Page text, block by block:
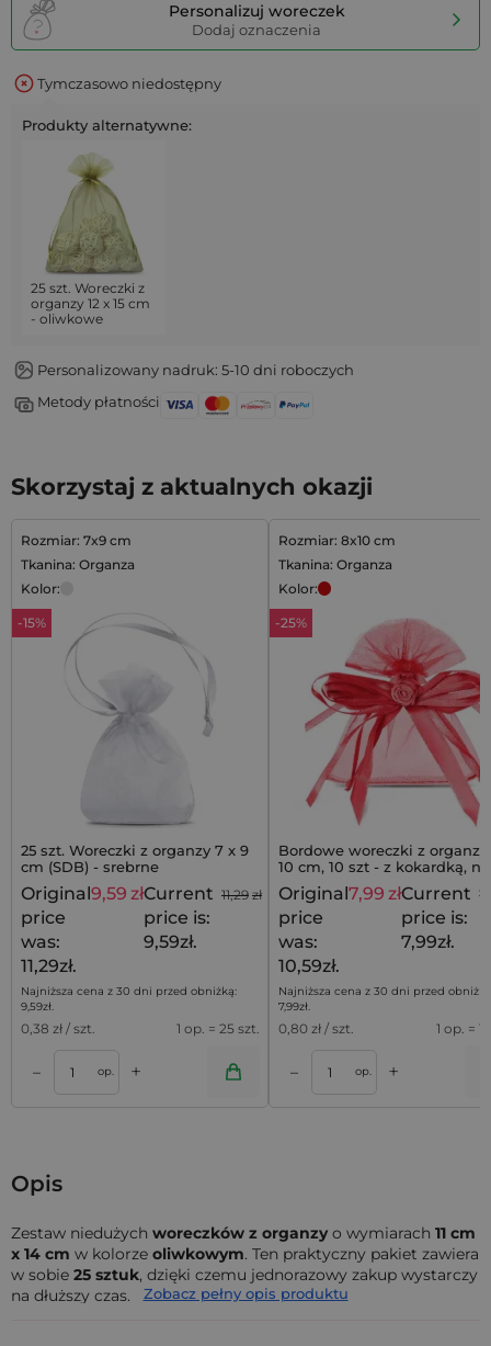
Personalizuj woreczek
Dodaj oznaczenia
Tymczasowo niedostępny
Produkty alternatywne:
25 szt. Woreczki z
organzy 12 x 15 cm
- oliwkowe
Personalizowany nadruk: 5-10 dni roboczych
Metody płatności
Skorzystaj z aktualnych okazji
Rozmiar: 7x9 cm
Tkanina: Organza
Kolor:
-15%
25 szt. Woreczki z organzy 7 x 9
cm (SDB) - srebrne
11,29 zł
Original
price
was:
11,29zł.
9,59 złCurrent
price is:
9,59zł.
Najniższa cena z 30 dni przed obniżką:
9,59zł.
0,38 zł / szt. 1 op. = 25 szt.
– op. +
Rozmiar: 8x10 cm
Tkanina: Organza
Kolor:
-25%
Bordowe woreczki z organzy
10 cm, 10 szt - z kokardką, na
biżuterię
Original
price
was:
10,59zł.
7,99 złCurrent
price is:
7,99zł.
Najniższa cena z 30 dni przed
7,99zł.
0,80 zł / szt. 1 op. =
– op. +
Dodaj do koszyka
Opis
Zestaw niedużych woreczków z organzy o wymiarach 11 cm
x 14 cm w kolorze oliwkowym. Ten praktyczny pakiet zawiera
w sobie 25 sztuk, dzięki czemu jednorazowy zakup wystarczy
na dłuższy czas.
Zobacz pełny opis produktu